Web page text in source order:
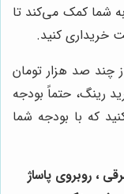
به شما کمک می‌کند تا
خریداری کنید.
چند صد هزار تومان
رینگ، حتماً بودجه
که با بودجه شما
، روبروی پاساژ